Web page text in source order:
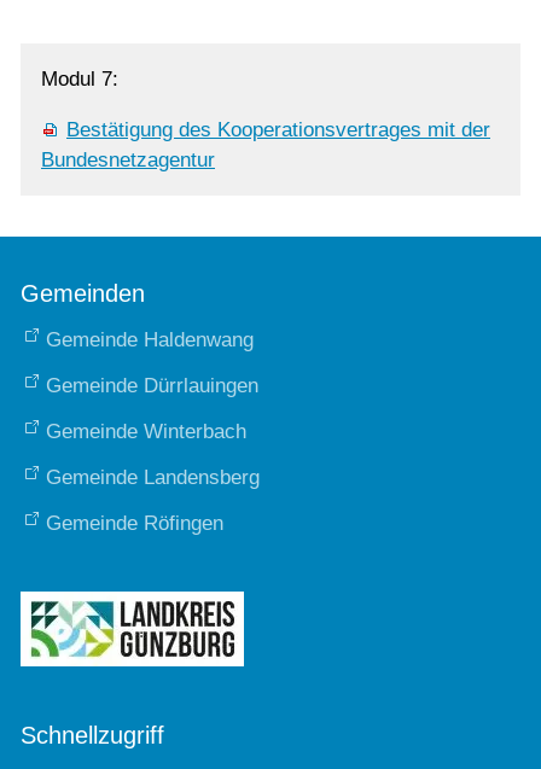
Modul 7:
Bestätigung des Kooperationsvertrages mit der
Bundesnetzagentur
Gemeinden
Gemeinde Haldenwang
Gemeinde Dürrlauingen
Gemeinde Winterbach
Gemeinde Landensberg
Gemeinde Röfingen
Schnellzugriff